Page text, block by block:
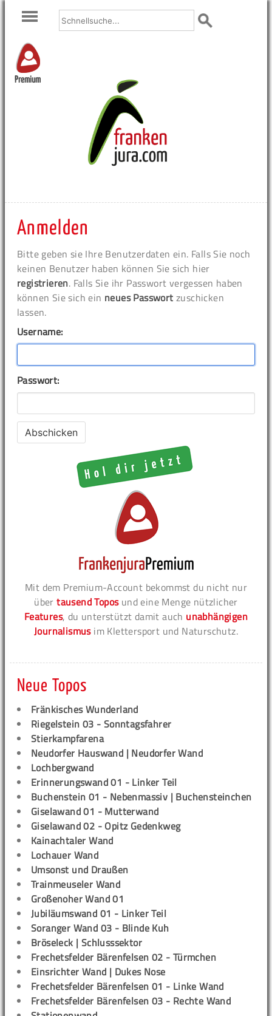
Premium
Anmelden
Bitte geben sie Ihre Benutzerdaten ein. Falls Sie noch
keinen Benutzer haben können Sie sich hier
registrieren. Falls Sie ihr Passwort vergessen haben
können Sie sich ein neues Passwort zuschicken
lassen.
Username:
Passwort:
Mit dem Premium-Account bekommst du nicht nur
übertausend Toposund eine Menge nützlicher
Features, du unterstützt damit auch unabhängigen
Journalismusim Klettersport und Naturschutz.
Neue Topos
Fränkisches Wunderland
Riegelstein 03 - Sonntagsfahrer
Stierkampfarena
Neudorfer Hauswand | Neudorfer Wand
Lochbergwand
Erinnerungswand 01 - Linker Teil
Buchenstein 01 - Nebenmassiv | Buchensteinchen
Giselawand 01 - Mutterwand
Giselawand 02 - Opitz Gedenkweg
Kainachtaler Wand
Lochauer Wand
Umsonst und Draußen
Trainmeuseler Wand
Großenoher Wand 01
Jubiläumswand 01 - Linker Teil
Soranger Wand 03 - Blinde Kuh
Bröseleck | Schlusssektor
Frechetsfelder Bärenfelsen 02 - Türmchen
Einsrichter Wand | Dukes Nose
Frechetsfelder Bärenfelsen 01 - Linke Wand
Frechetsfelder Bärenfelsen 03 - Rechte Wand